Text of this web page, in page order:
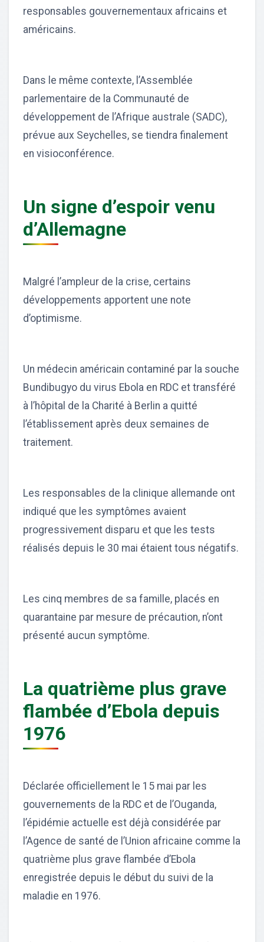
responsables gouvernementaux africains et
américains.
Dans le même contexte, l’Assemblée
parlementaire de la Communauté de
développement de l’Afrique australe (SADC),
prévue aux Seychelles, se tiendra finalement
en visioconférence.
Un signe d’espoir venu
d’Allemagne
Malgré l’ampleur de la crise, certains
développements apportent une note
d’optimisme.
Un médecin américain contaminé par la souche
Bundibugyo du virus Ebola en RDC et transféré
à l’hôpital de la Charité à Berlin a quitté
l’établissement après deux semaines de
traitement.
Les responsables de la clinique allemande ont
indiqué que les symptômes avaient
progressivement disparu et que les tests
réalisés depuis le 30 mai étaient tous négatifs.
Les cinq membres de sa famille, placés en
quarantaine par mesure de précaution, n’ont
présenté aucun symptôme.
La quatrième plus grave
flambée d’Ebola depuis
1976
Déclarée officiellement le 15 mai par les
gouvernements de la RDC et de l’Ouganda,
l’épidémie actuelle est déjà considérée par
l’Agence de santé de l’Union africaine comme la
quatrième plus grave flambée d’Ebola
enregistrée depuis le début du suivi de la
maladie en 1976.